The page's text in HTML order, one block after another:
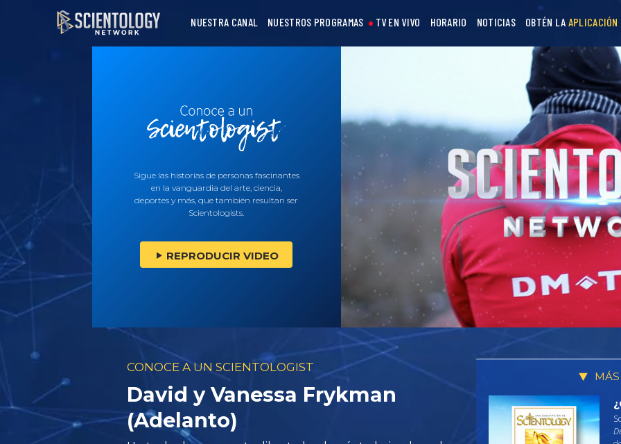
NUESTRA CANAL NUESTROS PROGRAMAS TV EN VIVO HORARIO NOTICIAS OBTÉN LA APLICACIÓN
Sigue las historias de personas fascinantes
en la vanguardia del arte, ciencia,
deportes y más, que también resultan ser
Scientologists.
REPRODUCIR VIDEO
CONOCE A UN SCIENTOLOGIST
David y Vanessa Frykman
(Adelanto)